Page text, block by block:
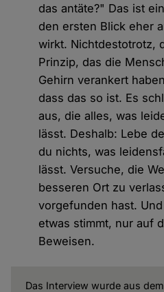
das antäte?" Das ist
den ersten Blick eher
wirkt. Nichtdestotrotz,
Prinzip, das die
Gehirn verankert
dass das so ist. Es
aus, die alles, was
lässt. Deshalb: Lebe
du nichts, was
lässt. Versuche, die
besseren Ort zu
vorgefunden hast.
etwas stimmt, nur auf
Beweisen.
Das Interview wurde aus